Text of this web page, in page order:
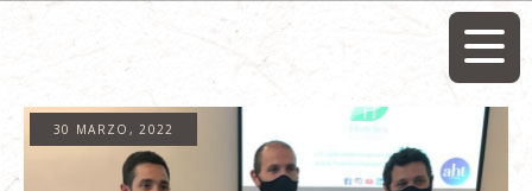
30 MARZO, 2022